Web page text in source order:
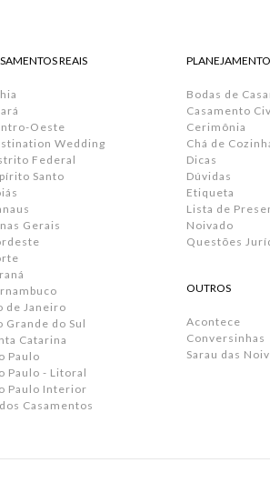
REAIS
Oeste
Wedding
Federal
Santo
Gerais
de Janeiro
Grande do Sul
Catarina
Paulo
Paulo - Litoral
Paulo Interior
Casamentos
PLANEJAMENTO
Bodas de
Casamento
Cerimônia
Chá de
Dicas
Dúvidas
Etiqueta
Lista de
Noivado
Questões
OUTROS
Acontece
Conversinhas
Sarau das